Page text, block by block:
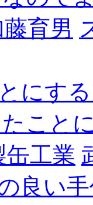
育男
にす
こと
缶工業
良い